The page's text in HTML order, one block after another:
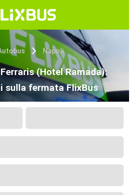
Napoli
(Hotel Ramada):
sulla fermata FlixBus